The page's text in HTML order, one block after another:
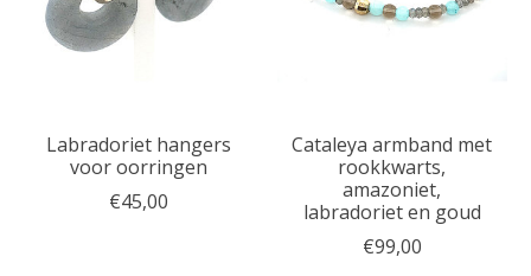
Labradoriet hangers
voor oorringen
€45,00
Cataleya armband met
rookkwarts,
amazoniet,
labradoriet en goud
€99,00